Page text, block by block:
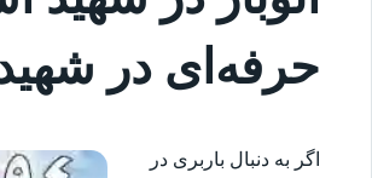
حرفه‌ای در
اگر به دنبال باربری در